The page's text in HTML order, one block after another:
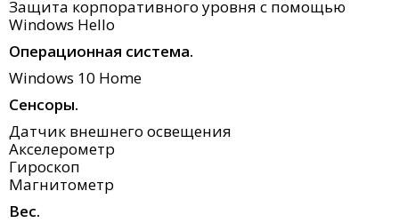
Защита корпоративного уровня с помощью
Windows Hello
Операционная система.
Windows 10 Home
Сенсоры.
Датчик внешнего освещения
Акселерометр
Гироскоп
Магнитометр
Вес.